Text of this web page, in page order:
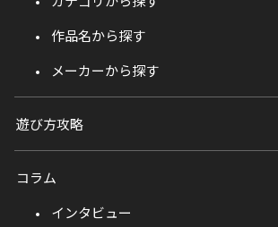
作品名から探す
メーカーから探す
遊び方攻略
コラム
インタビュー